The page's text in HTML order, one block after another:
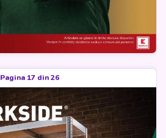
Pagina 17 din 26